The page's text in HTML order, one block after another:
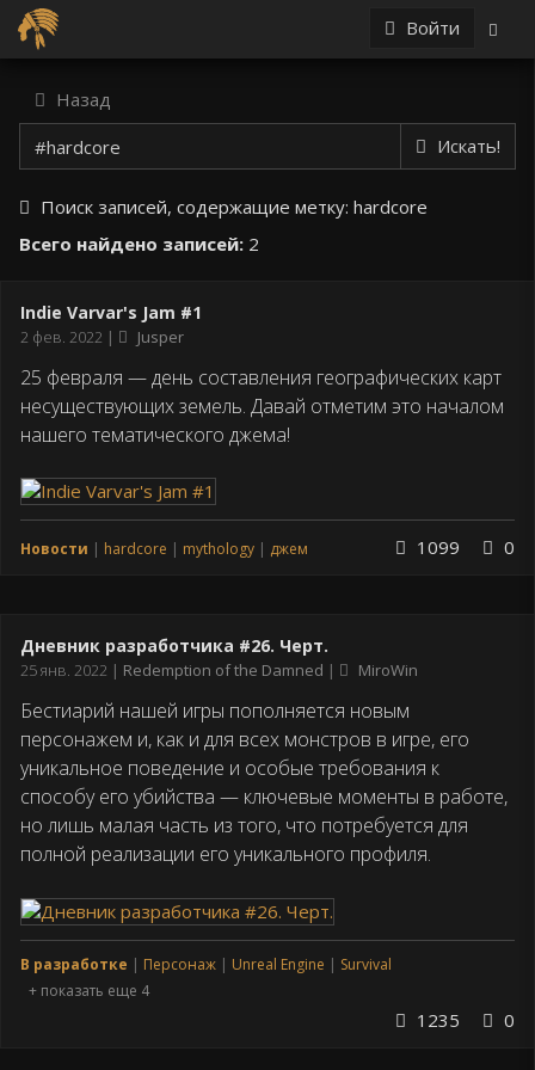
Войти
Назад
Искать!
Поиск записей, содержащие метку: hardcore
Всего найдено записей: 2
Indie Varvar's Jam #1
Дата
2 фев. 2022 Jusper
25 февраля — день составления географических карт
несуществующих земель. Давай отметим это началом
нашего тематического джема!
Новости hardcore mythology джем 1099 0
Дневник разработчика #26. Черт.
Дата
25 янв. 2022 Redemption of the Damned MiroWin
Бестиарий нашей игры пополняется новым
персонажем и, как и для всех монстров в игре, его
уникальное поведение и особые требования к
способу его убийства — ключевые моменты в работе,
но лишь малая часть из того, что потребуется для
полной реализации его уникального профиля.
В разработке Персонаж Unreal Engine
Survival
+ показать еще 4
1235 0